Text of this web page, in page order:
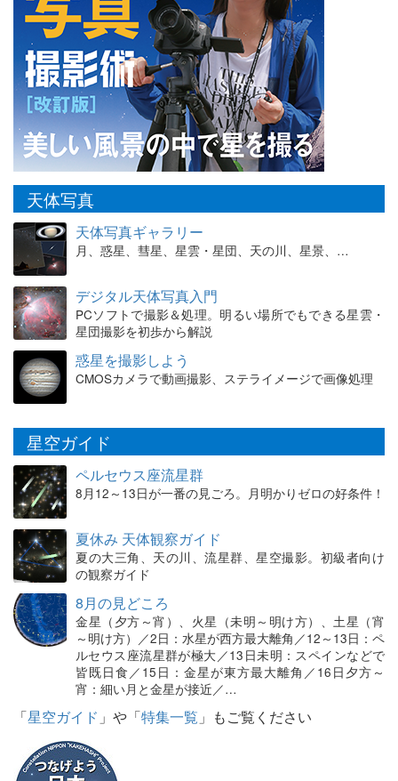
天体写真
天体写真ギャラリー
月、惑星、彗星、星雲・星団、天の川、星景、…
デジタル天体写真入門
PCソフトで撮影＆処理。明るい場所でもできる星雲・
星団撮影を初歩から解説
惑星を撮影しよう
CMOSカメラで動画撮影、ステライメージで画像処理
星空ガイド
ペルセウス座流星群
8月12～13日が一番の見ごろ。月明かりゼロの好条件！
夏休み 天体観察ガイド
夏の大三角、天の川、流星群、星空撮影。初級者向け
の観察ガイド
8月の見どころ
金星（夕方～宵）、火星（未明～明け方）、土星（宵
～明け方）／2日：水星が西方最大離角／12～13日：ペ
ルセウス座流星群が極大／13日未明：スペインなどで
皆既日食／15日：金星が東方最大離角／16日夕方～
宵：細い月と金星が接近／…
「星空ガイド 」や「特集一覧 」もご覧ください